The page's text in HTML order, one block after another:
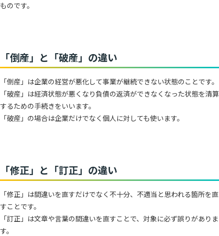
ものです。
「倒産」と「破産」の違い
「倒産」は企業の経営が悪化して事業が継続できない状態のことです。
「破産」は経済状態が悪くなり負債の返済ができなくなった状態を清算
するための手続きをいいます。
「破産」の場合は企業だけでなく個人に対しても使います。
「修正」と「訂正」の違い
「修正」は間違いを直すだけでなく不十分、不適当と思われる箇所を直
すことです。
「訂正」は文章や言葉の間違いを直すことで、対象に必ず誤りがありま
す。